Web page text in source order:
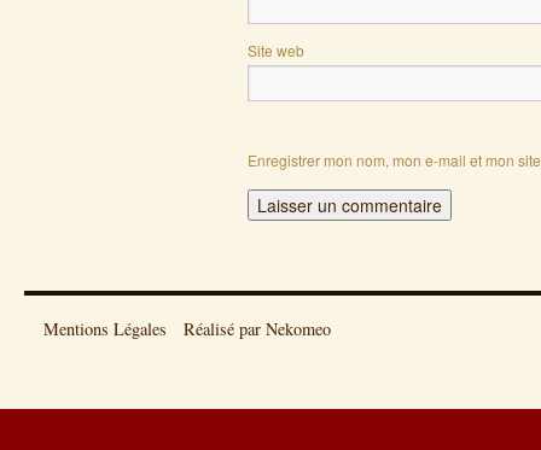
Site web
Enregistrer mon nom, mon e-mail et mon
Mentions Légales Réalisé par Nekomeo